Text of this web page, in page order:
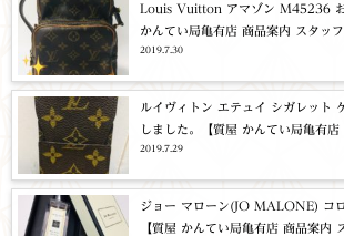
Louis Vuitton アマゾン M45236 お
かんてい局亀有店 商品案内 スタッフ
2019.7.30
ルイヴィトン エテュイ シガレット
しました。【質屋 かんてい局亀有店
2019.7.29
ジョー マローン(JO MALONE) コ
【質屋 かんてい局亀有店 商品案内